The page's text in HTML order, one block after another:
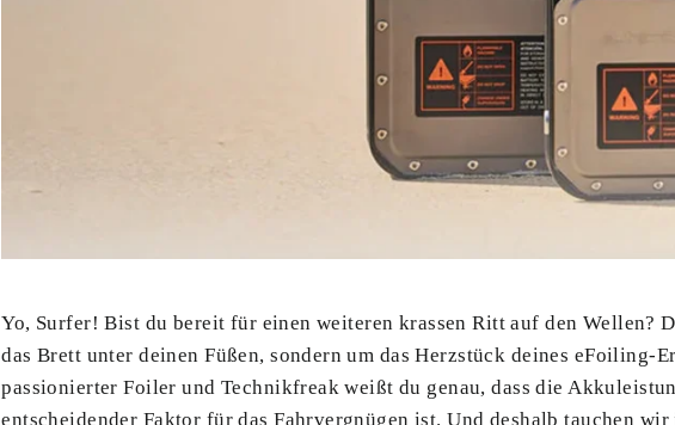
Yo, Surfer! Bist du bereit für einen weiteren krassen Ritt auf den Wellen?
das Brett unter deinen Füßen, sondern um das Herzstück deines eFoiling-
passionierter Foiler und Technikfreak weißt du genau, dass die
entscheidender Faktor für das Fahrvergnügen ist. Und deshalb tauchen